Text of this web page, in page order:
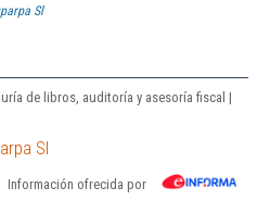
Sl
de libros, auditoría y asesoría fiscal |
Sl
Información ofrecida por